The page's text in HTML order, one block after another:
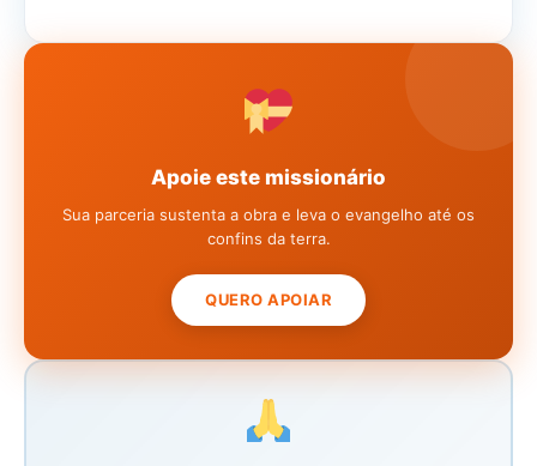
Apoie este missionário
Sua parceria sustenta a obra e leva o evangelho até os
confins da terra.
QUERO APOIAR